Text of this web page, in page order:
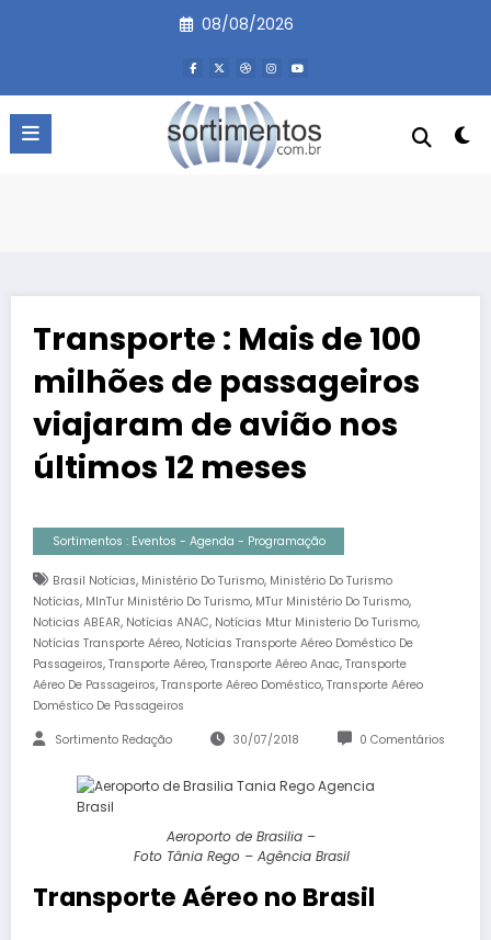
08/08/2026
Transporte : Mais de 100
milhões de passageiros
viajaram de avião nos
últimos 12 meses
Sortimentos : Eventos - Agenda - Programação
Brasil Notícias, Ministério Do Turismo, Ministério Do Turismo
Notícias, MInTur Ministério Do Turismo, MTur Ministério Do Turismo,
Noticias ABEAR, Notícias ANAC, Notícias Mtur Ministerio Do Turismo,
Notícias Transporte Aéreo, Notícias Transporte Aéreo Doméstico De
Passageiros, Transporte Aéreo, Transporte Aéreo Anac, Transporte
Aéreo De Passageiros, Transporte Aéreo Doméstico, Transporte Aéreo
Doméstico De Passageiros
Sortimento Redação 30/07/2018 0 Comentários
Aeroporto de Brasilia –
Foto Tânia Rego – Agência Brasil
Transporte Aéreo no Brasil